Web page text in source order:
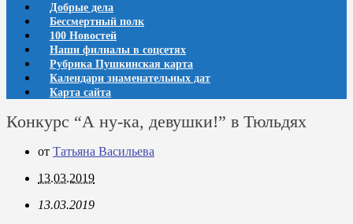
Добрые дела
Бессмертный полк
100 Новостей
Наши филиалы в соцсетях
Рубрика Пушкинская карта
Календари знаменательных дат
Карта сайта
Конкурс “А ну-ка, девушки!” в Тюльдях
от Татьяна Васильева
13.03.2019
13.03.2019